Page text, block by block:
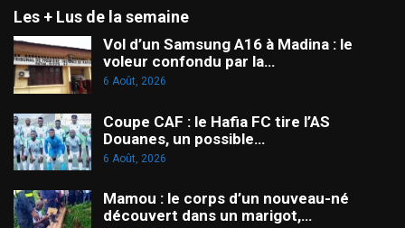
Les + Lus de la semaine
Vol d’un Samsung A16 à Madina : le
voleur confondu par la…
6 Août, 2026
Coupe CAF : le Hafia FC tire l’AS
Douanes, un possible…
6 Août, 2026
Mamou : le corps d’un nouveau-né
découvert dans un marigot,…